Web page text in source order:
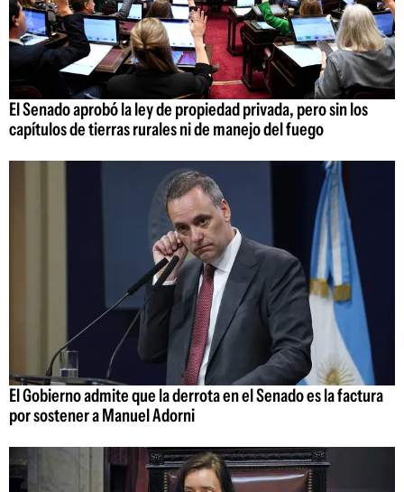
El Senado aprobó la ley de propiedad privada, pero sin los
capítulos de tierras rurales ni de manejo del fuego
El Gobierno admite que la derrota en el Senado es la factura
por sostener a Manuel Adorni